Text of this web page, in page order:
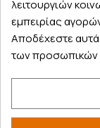
Έξοδα
Επιστροφές
Εξέλιξη
Επικοινωνία
λειτουργιών
εμπειρίας
Αποδέχεστε αυτά
των